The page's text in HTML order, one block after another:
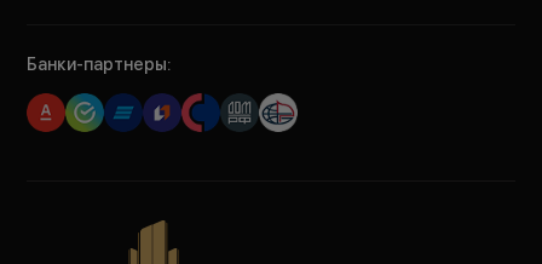
Банки-партнеры: